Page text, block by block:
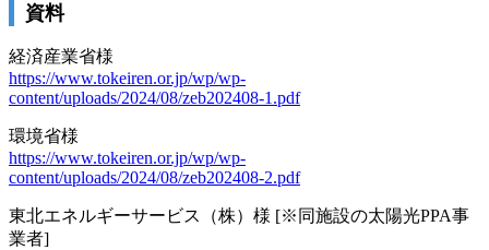
資料
経済産業省様
https://www.tokeiren.or.jp/wp/wp-
content/uploads/2024/08/zeb202408-1.pdf
環境省様
https://www.tokeiren.or.jp/wp/wp-
content/uploads/2024/08/zeb202408-2.pdf
東北エネルギーサービス（株）様 [※同施設の太陽光PPA事
業者]